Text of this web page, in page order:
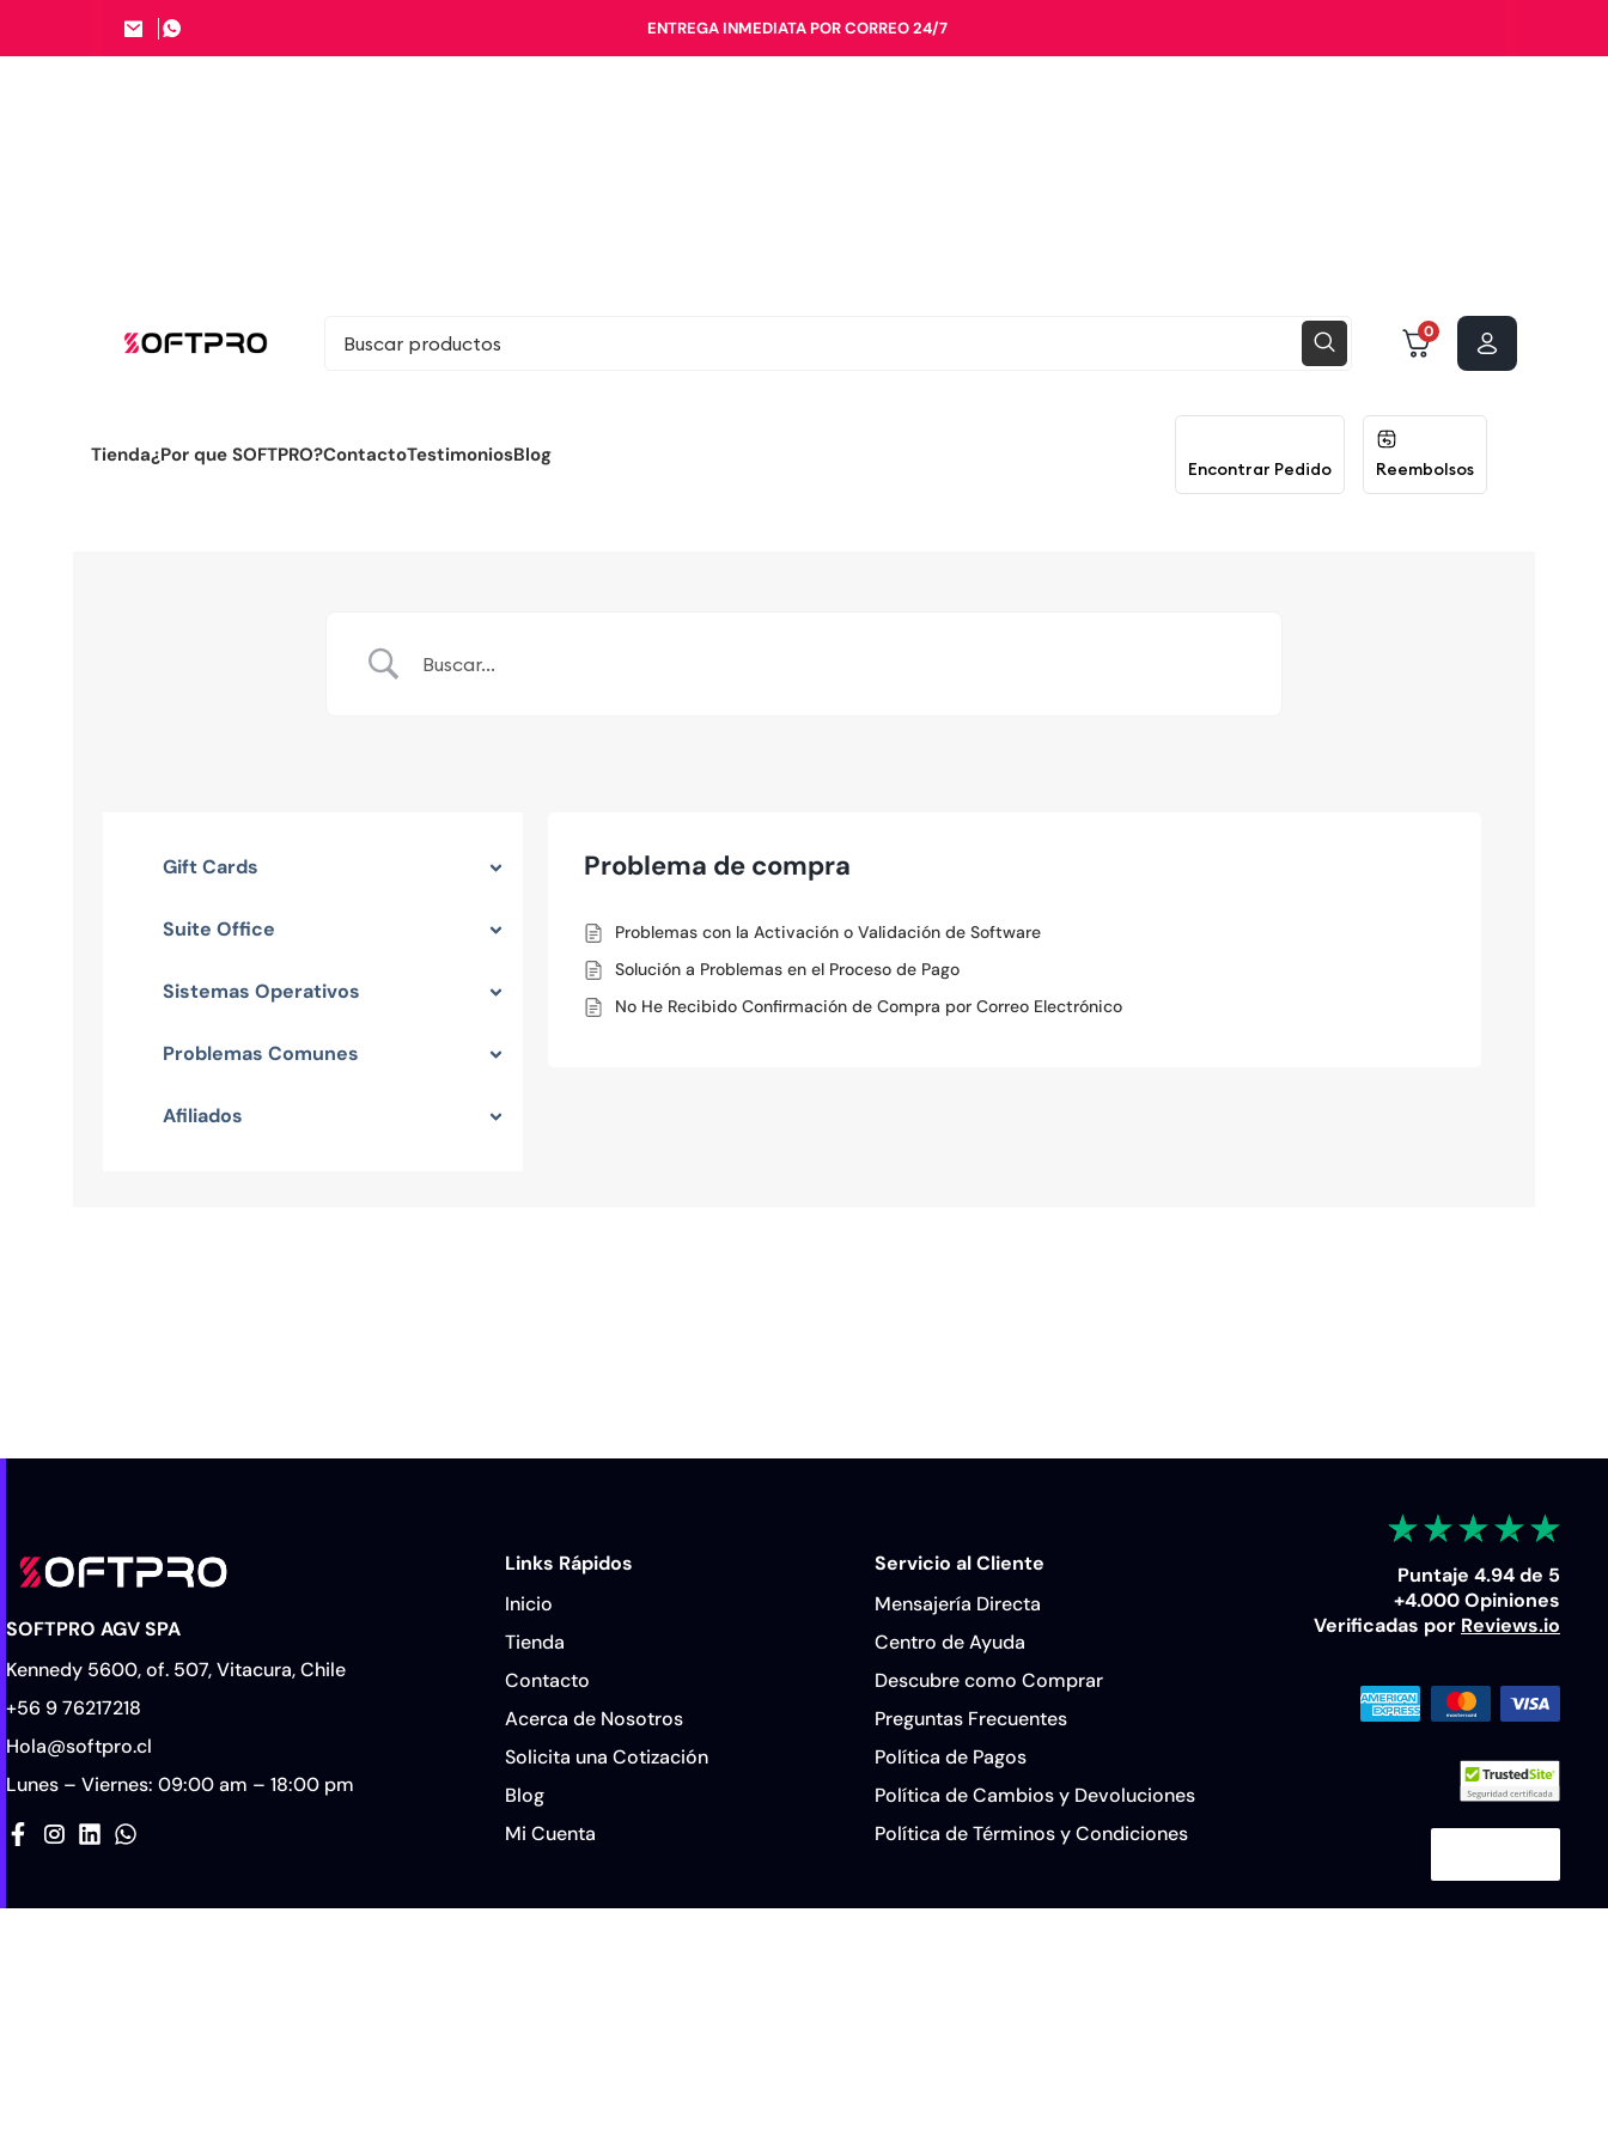
0
Tienda¿Por que SOFTPRO?ContactoTestimoniosBlog
Encontrar Pedido Reembolsos
Gift Cards
Suite Office
Sistemas Operativos
Problemas Comunes
Afiliados
Problema de compra
Problemas con la Activación o Validación de Software
Solución a Problemas en el Proceso de Pago
No He Recibido Confirmación de Compra por Correo Electrónico
SOFTPRO AGV SPA
Kennedy 5600, of. 507, Vitacura, Chile
+56 9 76217218
Hola@softpro.cl
Lunes – Viernes: 09:00 am – 18:00 pm
Links Rápidos
Inicio
Tienda
Contacto
Acerca de Nosotros
Solicita una Cotización
Blog
Mi Cuenta
Servicio al Cliente
Mensajería Directa
Centro de Ayuda
Descubre como Comprar
Preguntas Frecuentes
Política de Pagos
Política de Cambios y Devoluciones
Política de Términos y Condiciones
Puntaje 4.94 de 5
+4.000 Opiniones
Verificadas por Reviews.io
ENTREGA INMEDIATA POR CORREO 24/7